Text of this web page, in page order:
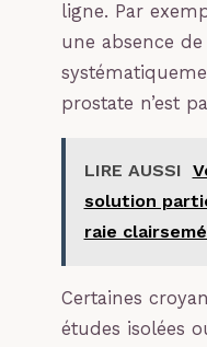
ligne. Par
une absence
prostate n’est
LIRE AUSSI
solution
raie
Certaines
études isolées